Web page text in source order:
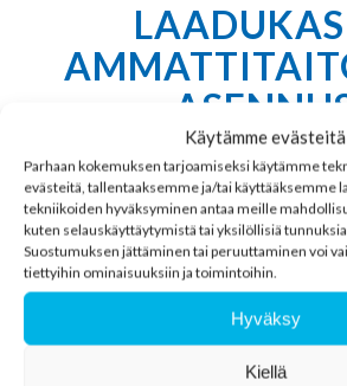
Käytämme evästeitä
Parhaan kokemuksen tarjoamiseksi käytämme
evästeitä, tallentaaksemme ja/tai käyttääksemme
tekniikoiden hyväksyminen antaa meille
kuten selauskäyttäytymistä tai yksilöllisiä
Suostumuksen jättäminen tai peruuttaminen voi
tiettyihin ominaisuuksiin ja toimintoihin.
Hyväksy
Kiellä
Ammattitaitoiset asentajamme
kaapelointi toteutetaan tarkasti
mukaisesti. Tämä tarkoittaa, että
on asennettu oikein ja
ensimmäisestä päivästä lähtien